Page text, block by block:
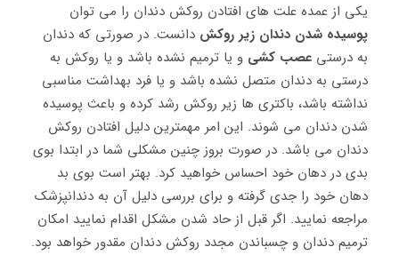
یکی از عمده علت های افتادن روکش دندان را می توان
پوسیده شدن دندان زیر روکش دانست. در صورتی که دندان
به درستی عصب کشی و یا ترمیم نشده باشد و یا روکش به
درستی به دندان متصل نشده باشد و یا فرد بهداشت مناسبی
نداشته باشد، باکتری ها زیر روکش رشد کرده و باعث پوسیده
شدن دندان می شوند. این امر مهمترین دلیل افتادن روکش
دندان می باشد. در صورت بروز چنین مشکلی شما در ابتدا بوی
بدی در دهان خود احساس خواهید کرد. بهتر است بوی بد
دهان خود را جدی گرفته و برای بررسی دلیل آن به دندانپزشک
مراجعه نمایید. اگر قبل از حاد شدن مشکل اقدام نمایید امکان
ترمیم دندان و چسباندن مجدد روکش دندان مقدور خواهد بود.